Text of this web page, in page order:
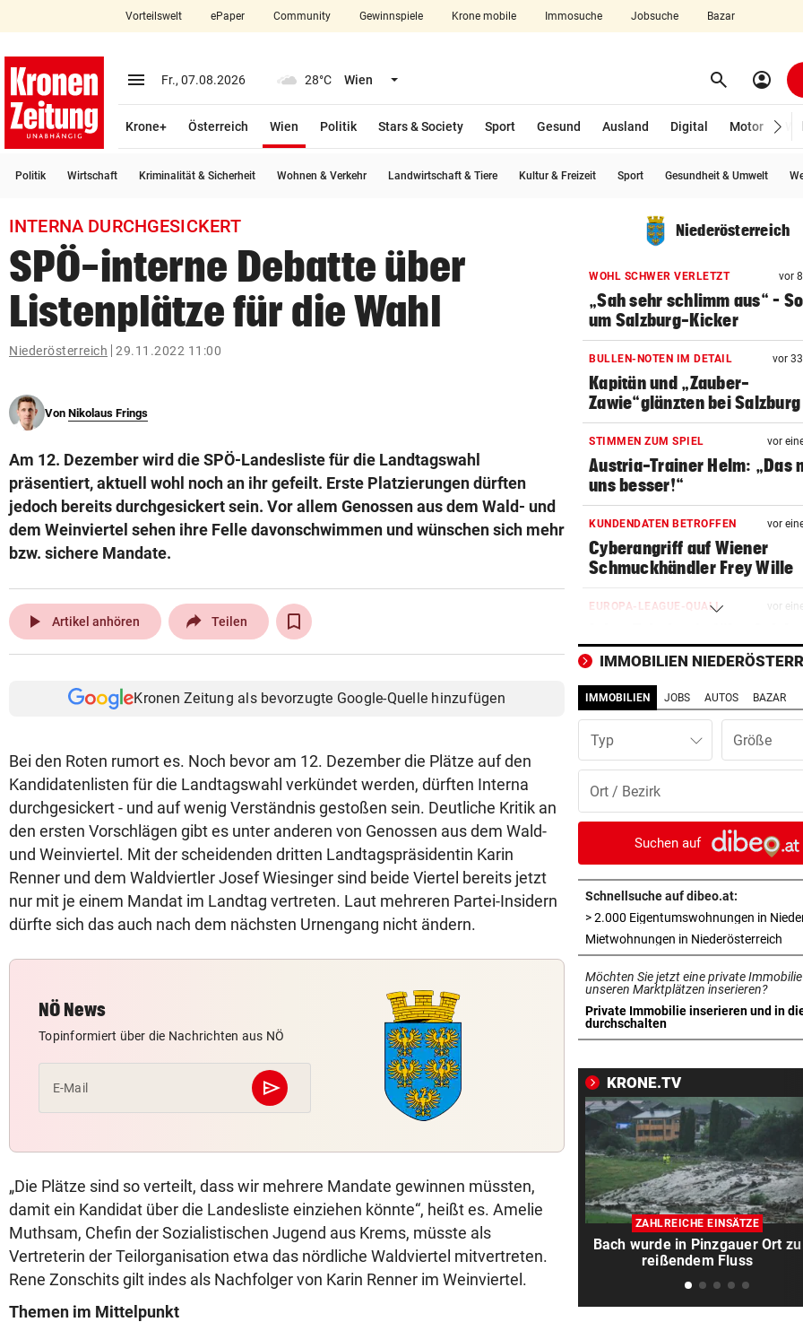
closeSchließen
account_circle Anmelden
arrow_right
bookmark Merkliste
search
Suchbegriff
eingeben
© Krone Multimedia GmbH & Co KG 2026
Vorteilswelt ePaper Community Gewinnspiele Krone mobile Immosuche Jobsuche Bazar
menu Menü aufklappen
Fr., 07.08.2026 28°C Wien Menü aufklappen search Suchen
account_circle
Krone+ Österreich Wien
Politik
Stars & Society Sport Gesund Ausland Digital Motor
Politik Wirtschaft Kriminalität & Sicherheit Wohnen & Verkehr Landwirtschaft & Tiere Kultur & Freizeit Sport Gesundheit & Umwelt
INTERNA DURCHGESICKERT
SPÖ-interne Debatte über
Listenplätze für die Wahl
Niederösterreich 29.11.2022 11:00
Von Nikolaus Frings
Am 12. Dezember wird die SPÖ-Landesliste für die Landtagswahl
präsentiert, aktuell wohl noch an ihr gefeilt. Erste Platzierungen dürften
jedoch bereits durchgesickert sein. Vor allem Genossen aus dem Wald- und
dem Weinviertel sehen ihre Felle davonschwimmen und wünschen sich mehr
bzw. sichere Mandate.
play_arrow Artikel anhören Teilen
Kronen Zeitung als bevorzugte Google-Quelle hinzufügen
Bei den Roten rumort es. Noch bevor am 12. Dezember die Plätze auf den
Kandidatenlisten für die Landtagswahl verkündet werden, dürften Interna
durchgesickert - und auf wenig Verständnis gestoßen sein. Deutliche Kritik an
den ersten Vorschlägen gibt es unter anderen von Genossen aus dem Wald-
und Weinviertel. Mit der scheidenden dritten Landtagspräsidentin Karin
Renner und dem Waldviertler Josef Wiesinger sind beide Viertel bereits jetzt
nur mit je einem Mandat im Landtag vertreten. Laut mehreren Partei-Insidern
dürfte sich das auch nach dem nächsten Urnengang nicht ändern.
NÖ News
Topinformiert über die Nachrichten aus NÖ
E-Mail send
Abschicken
„Die Plätze sind so verteilt, dass wir mehrere Mandate gewinnen müssten,
damit ein Kandidat über die Landesliste einziehen könnte“, heißt es. Amelie
Muthsam, Chefin der Sozialistischen Jugend aus Krems, müsste als
Vertreterin der Teilorganisation etwa das nördliche Waldviertel mitvertreten.
Rene Zonschits gilt indes als Nachfolger von Karin Renner im Weinviertel.
Themen im Mittelpunkt
Niederösterreich
WOHL SCHWER VERLETZT vor
„Sah sehr schlimm aus“ –
um Salzburg-Kicker
BULLEN-NOTEN IM DETAIL vor
Kapitän und „Zauber-
Zawie“glänzten bei Salzburg
STIMMEN ZUM SPIEL vor
Austria-Trainer Helm: „Das
uns besser!“
KUNDENDATEN BETROFFEN vor
Cyberangriff auf Wiener
Schmuckhändler Frey Wille
EUROPA-LEAGUE-QUALI vor
Last-Minute-Sieg
PALÄSTINENSER GETÖTET
Erste Anklage gegen Israeli
Gaza-Krieg
STIMMEN ZUM SPIEL vor
Sportboss Katzer: „Fahren
superhappy nach Hause“
ORKAN, KEIN STROM & CO vor 2
Skurrilitäten in der Red Bull
häufen sich
WASSERSPRINGEN vor 2
Knoll bei EM Achter vom
Lotfi auf Rang 12!
SCHON NÄCHSTE SAISON vor 2
F1-Boss verrät: Es wird mehr
FREISPRÜCHE REGEN AUF vor
Katzentöter-Anwalt: „Nie so
Hass begegnet“
TRUMP DROHT: vor
Lange Haftstrafen für
über Waffenengpässe
CONFERENCE LEAGUE
Sieg! Austria stößt die Tür
Play-off weit auf
IMMOBILIEN
IMMOBILIEN JOBS AUTOS BAZAR
Typ
Suchen auf
Schnellsuche auf dibeo.at:
Mietwohnungen in Niederösterreich
Möchten Sie jetzt eine private
unseren Marktplätzen inserieren?
Private Immobilie inserieren und in
durchschalten
in neuem Tab öffnen
KRONE.TV
ZAHLREICHE EINSÄTZE
Bach wurde in Pinzgauer Ort zu
reißendem Fluss